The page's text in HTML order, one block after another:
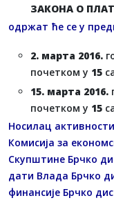
ЗАКОНА О
одржат ће се у
2. марта 2016.
почетком у 15
15. марта 2016.
почетком у 15
Носилац
Комисија за
Скупштине Брчко
дати Влада Брчко
финансије Брчко